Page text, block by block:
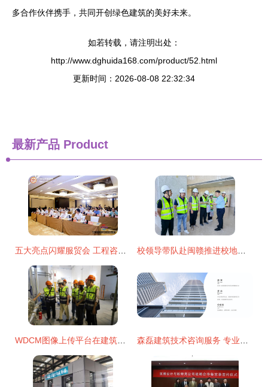
多合作伙伴携手，共同开创绿色建筑的美好未来。
如若转载，请注明出处：
http://www.dghuida168.com/product/52.html
更新时间：2026-08-08 22:32:34
最新产品 Product